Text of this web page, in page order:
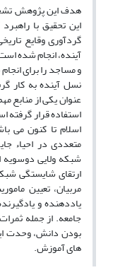
هدف این پژوهش
این تحقیق با
گردآوری وقایع
آینده، انجام شده
و مساجد را برای
نسل آینده به کار
عنوان یکی از منابع
استفاده قرار
اسلام تا کنون می
متعددی در احیاء
شبکه ولایی
ارتقای شایستگی
مربیان، تعیین
یاددهنده و
جامعه. از جمله
بودن دانش، وحدت
های آموزش.